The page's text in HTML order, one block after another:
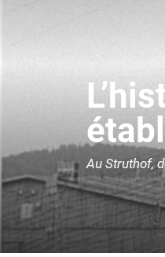
Au Struthof,